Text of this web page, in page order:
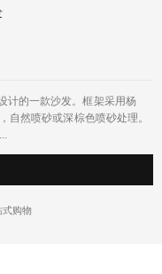
计的一款沙发。框架采用杨
自然喷砂或深棕色喷砂处理。
购物